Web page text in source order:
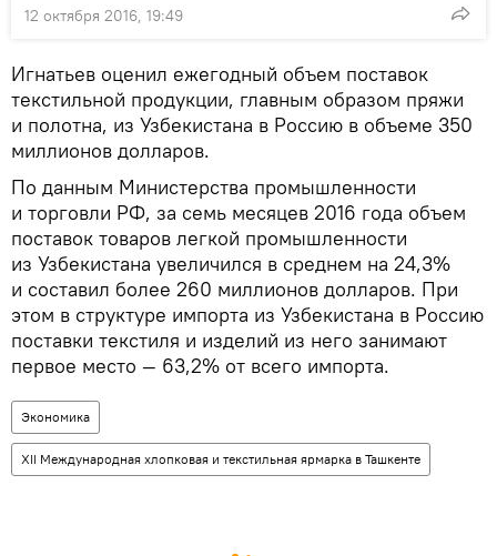
12 октября 2016, 19:49
Игнатьев оценил ежегодный объем поставок
текстильной продукции, главным образом пряжи
и полотна, из Узбекистана в Россию в объеме 350
миллионов долларов.
По данным Министерства промышленности
и торговли РФ, за семь месяцев 2016 года объем
поставок товаров легкой промышленности
из Узбекистана увеличился в среднем на 24,3%
и составил более 260 миллионов долларов. При
этом в структуре импорта из Узбекистана в Россию
поставки текстиля и изделий из него занимают
первое место — 63,2% от всего импорта.
Экономика
XII Международная хлопковая и текстильная ярмарка в Ташкенте